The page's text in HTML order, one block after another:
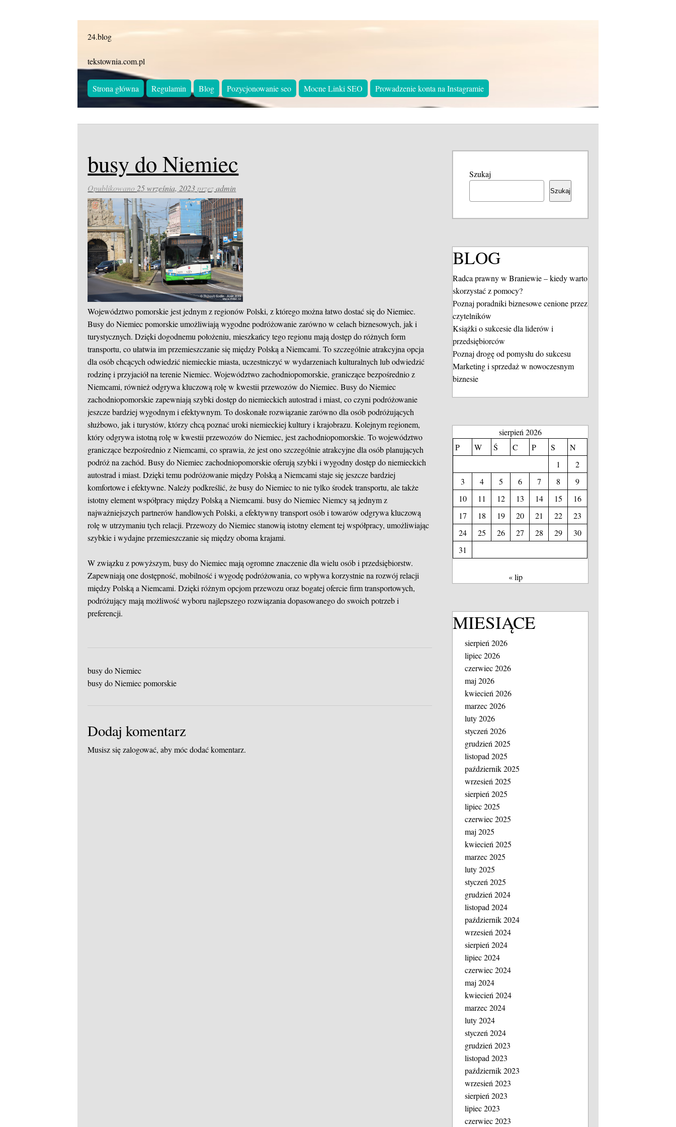
24.blog
tekstownia.com.pl
Strona główna Regulamin Blog Pozycjonowanie seo Mocne Linki SEO Prowadzenie konta na Instagramie
busy do Niemiec
Opublikowano 25 września, 2023 przezadmin
Województwo pomorskie jest jednym z regionów Polski, z którego można łatwo dostać się do Niemiec.
Busy do Niemiec pomorskie umożliwiają wygodne podróżowanie zarówno w celach biznesowych, jak i
turystycznych. Dzięki dogodnemu położeniu, mieszkańcy tego regionu mają dostęp do różnych form
transportu, co ułatwia im przemieszczanie się między Polską a Niemcami. To szczególnie atrakcyjna opcja
dla osób chcących odwiedzić niemieckie miasta, uczestniczyć w wydarzeniach kulturalnych lub odwiedzić
rodzinę i przyjaciół na terenie Niemiec. Województwo zachodniopomorskie, graniczące bezpośrednio z
Niemcami, również odgrywa kluczową rolę w kwestii przewozów do Niemiec. Busy do Niemiec
zachodniopomorskie zapewniają szybki dostęp do niemieckich autostrad i miast, co czyni podróżowanie
jeszcze bardziej wygodnym i efektywnym. To doskonałe rozwiązanie zarówno dla osób podróżujących
służbowo, jak i turystów, którzy chcą poznać uroki niemieckiej kultury i krajobrazu. Kolejnym regionem,
który odgrywa istotną rolę w kwestii przewozów do Niemiec, jest zachodniopomorskie. To województwo
graniczące bezpośrednio z Niemcami, co sprawia, że jest ono szczególnie atrakcyjne dla osób planujących
podróż na zachód. Busy do Niemiec zachodniopomorskie oferują szybki i wygodny dostęp do niemieckich
autostrad i miast. Dzięki temu podróżowanie między Polską a Niemcami staje się jeszcze bardziej
komfortowe i efektywne. Należy podkreślić, że busy do Niemiec to nie tylko środek transportu, ale także
istotny element współpracy między Polską a Niemcami.busy do NiemiecNiemcy są jednym z
najważniejszych partnerów handlowych Polski, a efektywny transport osób i towarów odgrywa kluczową
rolę w utrzymaniu tych relacji. Przewozy do Niemiec stanowią istotny element tej współpracy, umożliwiając
szybkie i wydajne przemieszczanie się między oboma krajami.
W związku z powyższym, busy do Niemiec mają ogromne znaczenie dla wielu osób i przedsiębiorstw.
Zapewniają one dostępność, mobilność i wygodę podróżowania, co wpływa korzystnie na rozwój relacji
między Polską a Niemcami. Dzięki różnym opcjom przewozu oraz bogatej ofercie firm transportowych,
podróżujący mają możliwość wyboru najlepszego rozwiązania dopasowanego do swoich potrzeb i
preferencji.
busy do Niemiec
busy do Niemiec pomorskie
Dodaj komentarz
Musisz sięzalogować, aby móc dodać komentarz.
Szukaj
Szukaj
BLOG
Radca prawny w Braniewie – kiedy warto
skorzystać z pomocy?
Poznaj poradniki biznesowe cenione przez
czytelników
Książki o sukcesie dla liderów i
przedsiębiorców
Poznaj drogę od pomysłu do sukcesu
Marketing i sprzedaż w nowoczesnym
biznesie
sierpień 2026
P
W Ś C P S
N
1
2
3
4 5 6 7 8
9
10
11 12 13 14 15
16
17
18 19 20 21 22
23
24
25 26 27 28 29
30
31
« lip
MIESIĄCE
sierpień 2026
lipiec 2026
czerwiec 2026
maj 2026
kwiecień 2026
marzec 2026
luty 2026
styczeń 2026
grudzień 2025
listopad 2025
październik 2025
wrzesień 2025
sierpień 2025
lipiec 2025
czerwiec 2025
maj 2025
kwiecień 2025
marzec 2025
luty 2025
styczeń 2025
grudzień 2024
listopad 2024
październik 2024
wrzesień 2024
sierpień 2024
lipiec 2024
czerwiec 2024
maj 2024
kwiecień 2024
marzec 2024
luty 2024
styczeń 2024
grudzień 2023
listopad 2023
październik 2023
wrzesień 2023
sierpień 2023
lipiec 2023
czerwiec 2023